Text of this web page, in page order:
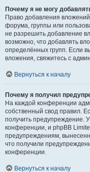
Почему я не могу
Право добавления
форума, группы или
не разрешить добавление
возможно, что добавлять
определённых групп. Если
вложения, свяжитесь с
Вернуться к началу
Почему я получил
На каждой конференции
собственный свод правил.
получить предупреждение.
конференции, и phpBB
предупреждениям,
что получили
конференции.
Вернуться к началу